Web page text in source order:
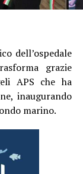
insieme alle
e Sarra, che
confronto fino
dell’ospedale
grazie
APS che ha
inaugurando
marino.